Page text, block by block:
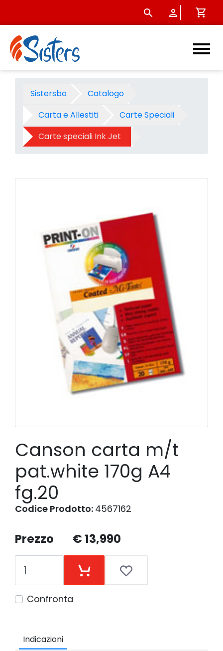
Canson carta m/t pat.white
Sistersbo
Catalogo
Carta e Allestiti
Carte Speciali
Carte speciali Ink Jet
Canson carta m/t
pat.white 170g A4
fg.20
Codice Prodotto: 4567162
Prezzo € 13,990
Confronta
Indicazioni